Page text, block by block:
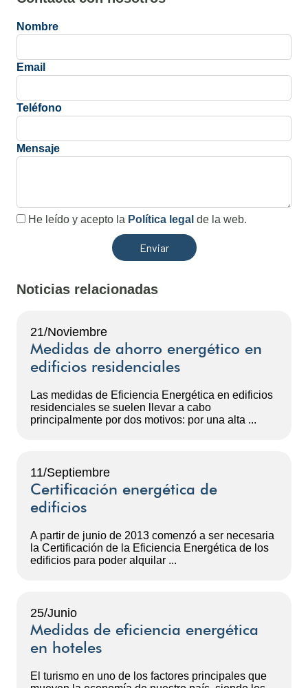
Noticias relacionadas
21/Noviembre
Medidas de ahorro energético en
edificios residenciales
Las medidas de Eficiencia Energética en edificios
residenciales se suelen llevar a cabo
principalmente por dos motivos: por una alta ...
11/Septiembre
Certificación energética de
edificios
A partir de junio de 2013 comenzó a ser necesaria
la Certificación de la Eficiencia Energética de los
edificios para poder alquilar ...
25/Junio
Medidas de eficiencia energética
en hoteles
El turismo en uno de los factores principales que
Nombre
Email
Teléfono
Mensaje
He leído y acepto la Política legal de la web.